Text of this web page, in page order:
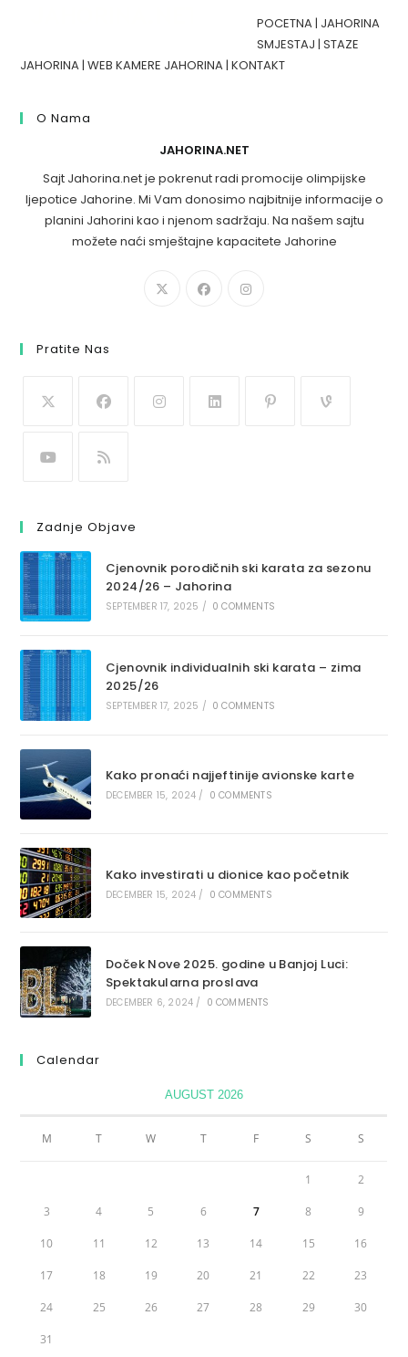
POCETNA| JAHORINA
SMJESTAJ |STAZE
JAHORINA|WEB KAMERE JAHORINA|KONTAKT
O Nama
JAHORINA.NET
Sajt Jahorina.net je pokrenut radi promocije olimpijske
ljepotice Jahorine. Mi Vam donosimo najbitnije informacije o
planini Jahorini kao i njenom sadržaju. Na našem sajtu
možete naći smještajne kapacitete Jahorine
Pratite Nas
Zadnje Objave
Cjenovnik porodičnih ski karata za sezonu
2024/26 – Jahorina
SEPTEMBER 17, 2025 / 0 COMMENTS
Cjenovnik individualnih ski karata – zima
2025/26
SEPTEMBER 17, 2025 / 0 COMMENTS
Kako pronaći najjeftinije avionske karte
DECEMBER 15, 2024 / 0 COMMENTS
Kako investirati u dionice kao početnik
DECEMBER 15, 2024 / 0 COMMENTS
Doček Nove 2025. godine u Banjoj Luci:
Spektakularna proslava
DECEMBER 6, 2024 / 0 COMMENTS
Calendar
AUGUST 2026
M T W T F S S
1 2
3 4 5 6 7 8 9
10 11 12 13 14 15 16
17 18 19 20 21 22 23
24 25 26 27 28 29 30
31